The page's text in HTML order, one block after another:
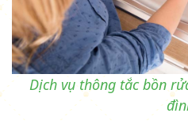
Dịch vụ thông tắc bồn